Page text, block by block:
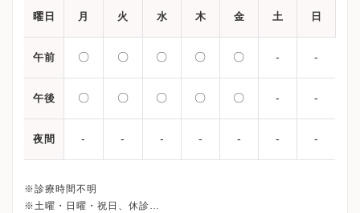
曜日 月 火 水 木 金 土 日
午前 〇 〇 〇 〇 〇 - -
午後 〇 〇 〇 〇 〇 - -
夜間 - - - - - - -
※診療時間不明
※土曜・日曜・祝日、休診